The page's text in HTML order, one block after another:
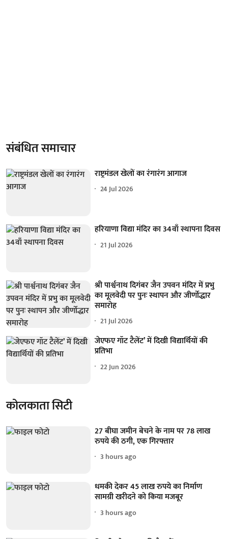
संबंधित समाचार
राष्ट्रमंडल खेलों का रंगारंग आगाज
24 Jul 2026
हरियाणा विद्या मंदिर का 34वाँ स्थापना दिवस
21 Jul 2026
श्री पार्श्वनाथ दिगंबर जैन उपवन मंदिर में प्रभु
का मूलवेदी पर पुनः स्थापन और जीर्णोद्धार
समारोह
21 Jul 2026
जेएफए गॉट टैलेंट’ में दिखी विद्यार्थियों की
प्रतिभा
22 Jun 2026
कोलकाता सिटी
27 बीघा जमीन बेचने के नाम पर 78 लाख
रुपये की ठगी, एक गिरफ्तार
3 hours ago
धमकी देकर 45 लाख रुपये का निर्माण
सामग्री खरीदने को किया मजबूर
3 hours ago